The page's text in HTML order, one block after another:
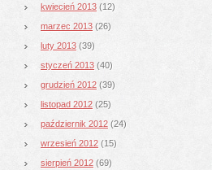
kwiecień 2013 (12)
marzec 2013 (26)
luty 2013 (39)
styczeń 2013 (40)
grudzień 2012 (39)
listopad 2012 (25)
październik 2012 (24)
wrzesień 2012 (15)
sierpień 2012 (69)